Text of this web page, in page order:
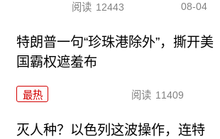
阅读 12443 08-04
特朗普一句“珍珠港除外”，撕开美
国霸权遮羞布
最热 阅读 11409
灭人种？以色列这波操作，连特